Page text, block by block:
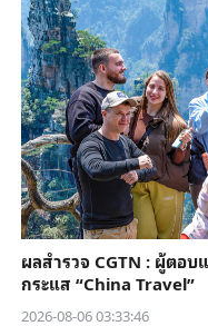
ผลสำรวจ CGTN : ผู้ตอ
กระแส “China Travel”
2026-08-06 03:33:46